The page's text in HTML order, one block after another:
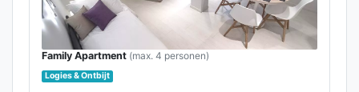
Family Apartment (max. 4 personen)
Logies & Ontbijt